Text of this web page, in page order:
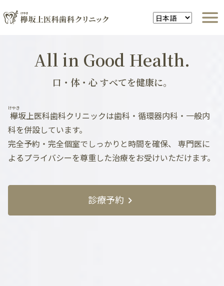
All in Good Health.
口・体・心 すべてを健康に。
欅
けやき
坂上医科歯科クリニックは歯科・循環器内科・一般内
科を併設しています。
完全予約・完全個室でしっかりと時間を確保、
よるプライバシーを尊重した治療をお受けいただけます。
診療予約